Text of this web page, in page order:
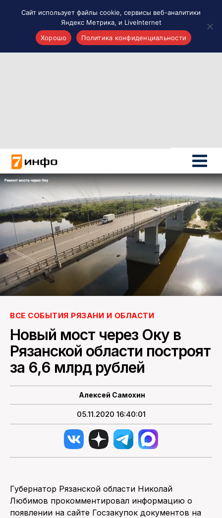
Новости России
Политика
Новости мира
Все материалы 7инфо
О НАС
ПОИСК ПО САЙТУ
ВСЕ СОБЫТИЯ РЯЗАНИ И ОБЛАСТИ
Новый мост через Оку в
Рязанской области построят
за 6,6 млрд рублей
Алексей Самохин
05.11.2020 16:40:01
Губернатор Рязанской области Николай
Любимов прокомментировал информацию о
появлении на сайте Госзакупок документов на
Сайт использует файлы cookie, сервисы веб-аналитики
Яндекс Метрика, и LiveInternet
Хорошо
Политика конфиденциальности